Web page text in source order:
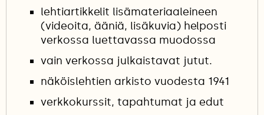
lehtiartikkelit lisämateriaaleineen
(videoita, ääniä, lisäkuvia) helposti
verkossa luettavassa muodossa
vain verkossa julkaistavat jutut.
näköislehtien arkisto vuodesta 1941
verkkokurssit, tapahtumat ja edut